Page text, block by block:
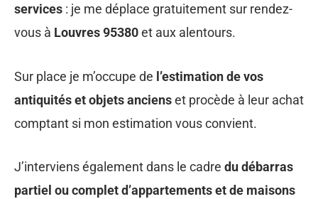
services : je me déplace gratuitement sur rendez-
vous à Louvres 95380et aux alentours.
Sur place je m’occupe de l’estimation de vos
antiquités et objets ancienset procède à leur achat
comptant si mon estimation vous convient.
J’interviens également dans le cadre du débarras
partiel ou complet d’appartements et de maisons